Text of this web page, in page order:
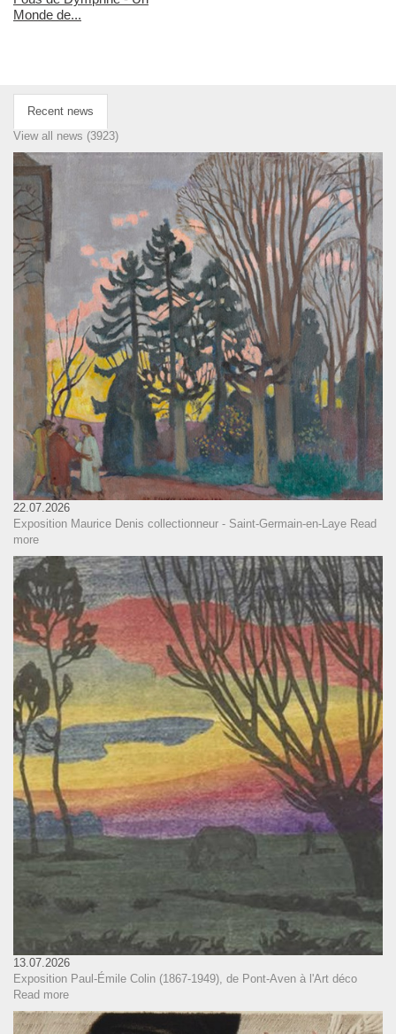
Monde de...
Recent news
View all news (3923)
22.07.2026
Exposition Maurice Denis collectionneur - Saint-Germain-en-Laye Read
more
13.07.2026
Exposition Paul-Émile Colin (1867-1949), de Pont-Aven à l'Art déco
Read more